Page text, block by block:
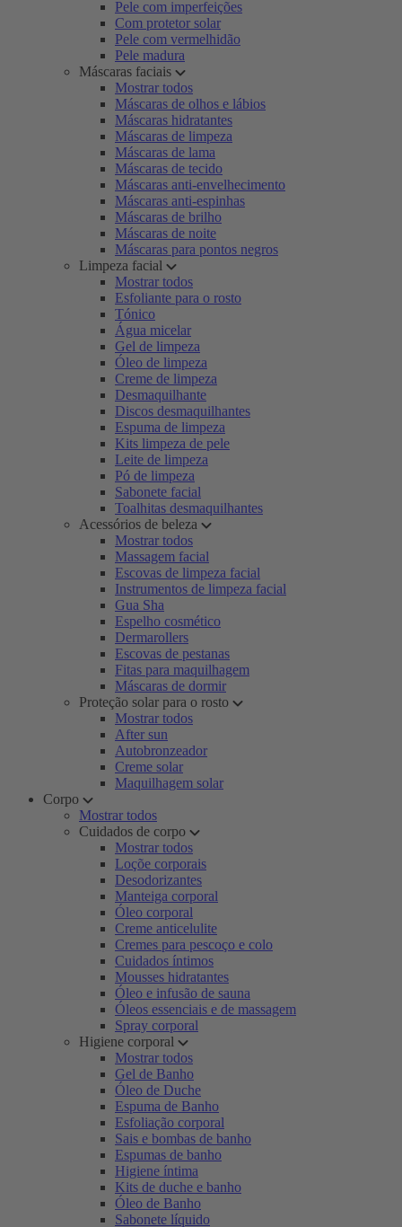
Pele com imperfeições
Com protetor solar
Pele com vermelhidão
Pele madura
Máscaras faciais
Mostrar todos
Máscaras de olhos e lábios
Máscaras hidratantes
Máscaras de limpeza
Máscaras de lama
Máscaras de tecido
Máscaras anti-envelhecimento
Máscaras anti-espinhas
Máscaras de brilho
Máscaras de noite
Máscaras para pontos negros
Limpeza facial
Mostrar todos
Esfoliante para o rosto
Tónico
Água micelar
Gel de limpeza
Óleo de limpeza
Creme de limpeza
Desmaquilhante
Discos desmaquilhantes
Espuma de limpeza
Kits limpeza de pele
Leite de limpeza
Pó de limpeza
Sabonete facial
Toalhitas desmaquilhantes
Acessórios de beleza
Mostrar todos
Massagem facial
Escovas de limpeza facial
Instrumentos de limpeza facial
Gua Sha
Espelho cosmético
Dermarollers
Escovas de pestanas
Fitas para maquilhagem
Máscaras de dormir
Proteção solar para o rosto
Mostrar todos
After sun
Autobronzeador
Creme solar
Maquilhagem solar
Corpo
Mostrar todos
Cuidados de corpo
Mostrar todos
Loçõe corporais
Desodorizantes
Manteiga corporal
Óleo corporal
Creme anticelulite
Cremes para pescoço e colo
Cuidados íntimos
Mousses hidratantes
Óleo e infusão de sauna
Óleos essenciais e de massagem
Spray corporal
Higiene corporal
Mostrar todos
Gel de Banho
Óleo de Duche
Espuma de Banho
Esfoliação corporal
Sais e bombas de banho
Espumas de banho
Higiene íntima
Kits de duche e banho
Óleo de Banho
Sabonete líquido